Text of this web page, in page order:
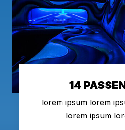
14
lorem ipsum lorem
lorem ipsum